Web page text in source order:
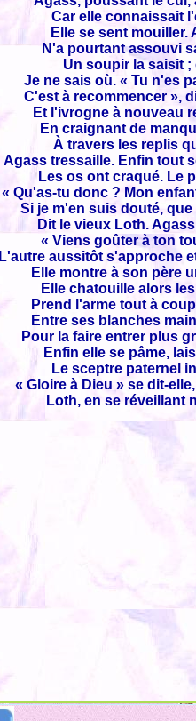
Car elle connaissait
Elle se sent
N'a pourtant assouvi
Un soupir la saisit ;
Je ne sais où. « Tu n'es
C'est à recommencer »,
Et l'ivrogne à nouveau
En craignant de
À travers les replis
Agass tressaille. Enfin tout
Les os ont craqué. Le
« Qu'as-tu donc ? Mon
Si je m'en suis douté,
Dit le vieux Loth.
« Viens goûter à ton
L'autre aussitôt s'approche
Elle montre à son père
Elle chatouille alors
Prend l'arme tout à
Entre ses blanches
Pour la faire entrer plus
Enfin elle se pâme,
Le sceptre paternel
« Gloire à Dieu » se dit-
Loth, en se réveillant